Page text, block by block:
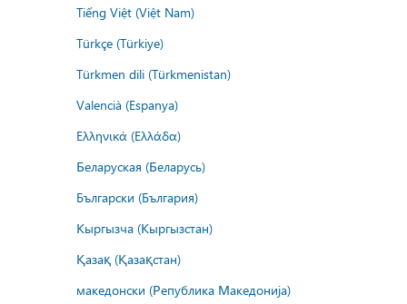
Tiếng Việt (Việt Nam)
Türkçe (Türkiye)
Türkmen dili (Türkmenistan)
Valencià (Espanya)
Ελληνικά (Ελλάδα)
Беларуская (Беларусь)
Български (България)
Кыргызча (Кыргызстан)
Қазақ (Қазақстан)
македонски (Република Македонија)